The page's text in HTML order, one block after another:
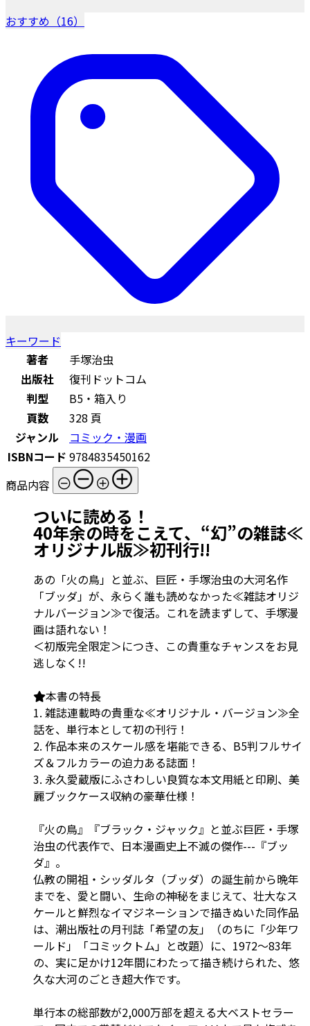
おすすめ（16）
キーワード
著者
手塚治虫
出版社
復刊ドットコム
判型
B5・箱入り
頁数
328 頁
ジャンル
コミック・漫画
ISBNコード 9784835450162
商品内容
ついに読める！
40年余の時をこえて、“幻”の雑誌≪
オリジナル版≫初刊行!!
あの「火の鳥」と並ぶ、巨匠・手塚治虫の大河名作
「ブッダ」が、永らく誰も読めなかった≪雑誌オリジ
ナルバージョン≫で復活。これを読まずして、手塚漫
画は語れない！
＜初版完全限定＞につき、この貴重なチャンスをお見
逃しなく!!
本書の特長
1. 雑誌連載時の貴重な≪オリジナル・バージョン≫全
話を、単行本として初の刊行！
2. 作品本来のスケール感を堪能できる、B5判フルサイ
ズ＆フルカラーの迫力ある誌面！
3. 永久愛蔵版にふさわしい良質な本文用紙と印刷、美
麗ブックケース収納の豪華仕様！
『火の鳥』『ブラック・ジャック』と並ぶ巨匠・手塚
治虫の代表作で、日本漫画史上不滅の傑作---『ブッ
ダ』。
仏教の開祖・シッダルタ（ブッダ）の誕生前から晩年
までを、愛と闘い、生命の神秘をまじえて、壮大なス
ケールと鮮烈なイマジネーションで描きぬいた同作品
は、潮出版社の月刊誌「希望の友」（のちに「少年ワ
ールド」「コミックトム」と改題）に、1972～83年
の、実に足かけ12年間にわたって描き続けられた、悠
久な大河のごとき超大作です。
単行本の総部数が2,000万部を超える大ベストセラー